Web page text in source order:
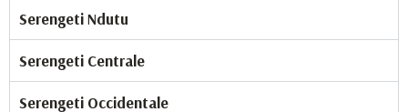
Serengeti Ndutu
Serengeti Centrale
Serengeti Occidentale